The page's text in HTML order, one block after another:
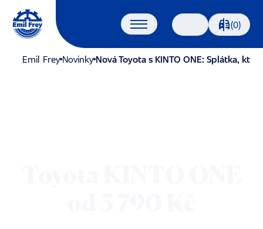
Vyhledávání (0)
Emil Frey Novinky Nová Toyota s KINTO ONE: Splátka,